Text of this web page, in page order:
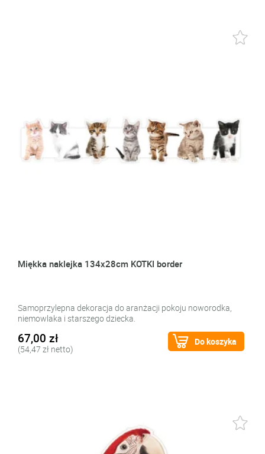
Miękka naklejka 134x28cm KOTKI border
Samoprzylepna dekoracja do aranżacji pokoju noworodka,
niemowlaka i starszego dziecka.
67,00 zł
(54,47 zł netto)
Do koszyka